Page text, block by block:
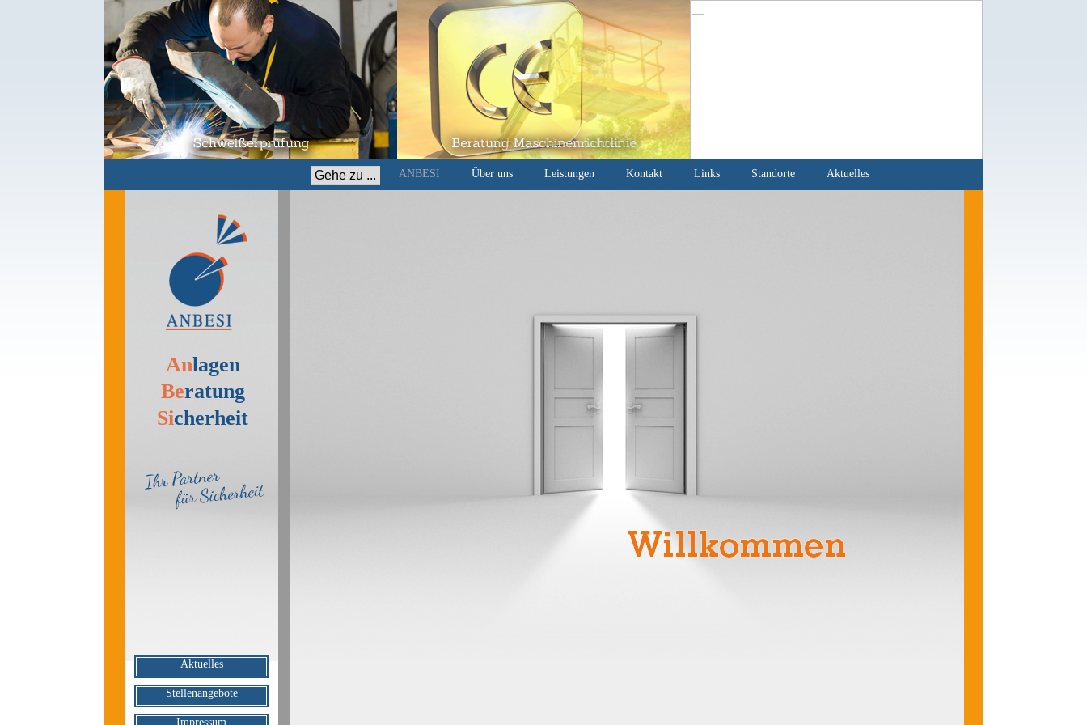
überspringen
ANBESI Über uns Leistungen Kontakt Links Standorte Aktuelles
Zielseite
Anlagen
Beratung
Sicherheit
NavigationAktuelles
Stellenangebote
Impressum